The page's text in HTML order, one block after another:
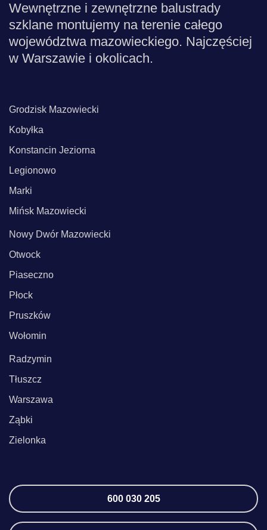
Wewnętrzne i zewnętrzne balustrady
szklane montujemy na terenie całego
województwa mazowieckiego. Najczęściej
w Warszawie i okolicach.
Grodzisk Mazowiecki
Kobyłka
Konstancin Jeziorna
Legionowo
Marki
Mińsk Mazowiecki
Nowy Dwór Mazowiecki
Otwock
Piaseczno
Płock
Pruszków
Wołomin
Radzymin
Tłuszcz
Warszawa
Ząbki
Zielonka
600 030 205